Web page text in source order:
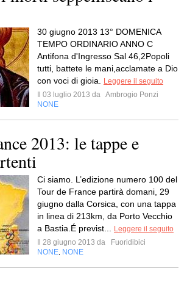
30 giugno 2013 13° DOMENICA
TEMPO ORDINARIO ANNO C
Antifona d'Ingresso Sal 46,2Popoli
tutti, battete le mani,acclamate a Dio
con voci di gioia.
Leggere il seguito
Il 03 luglio 2013 da Ambrogio Ponzi
NONE
2013: le tappe e
Ci siamo. L’edizione numero 100 del
Tour de France partirà domani, 29
giugno dalla Corsica, con una tappa
in linea di 213km, da Porto Vecchio
a Bastia.É previst...
Leggere il seguito
Il 28 giugno 2013 da
Fuoridibici
NONE NONE